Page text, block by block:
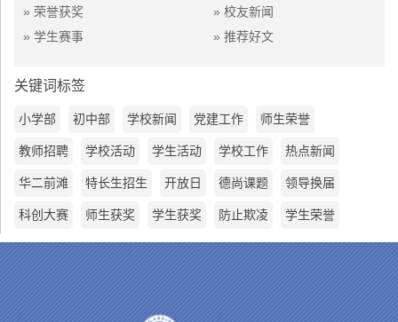
» 荣誉获奖
» 校友新闻
» 学生赛事
» 推荐好文
关键词标签
小学部 初中部 学校新闻 党建工作 师生荣誉
教师招聘 学校活动 学生活动 学校工作 热点新闻
华二前滩 特长生招生 开放日 德尚课题 领导换届
科创大赛 师生获奖 学生获奖 防止欺凌 学生荣誉